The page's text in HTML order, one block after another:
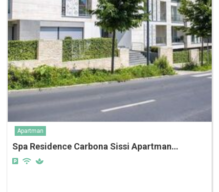
Apartman
Spa Residence Carbona Sissi Apartman…